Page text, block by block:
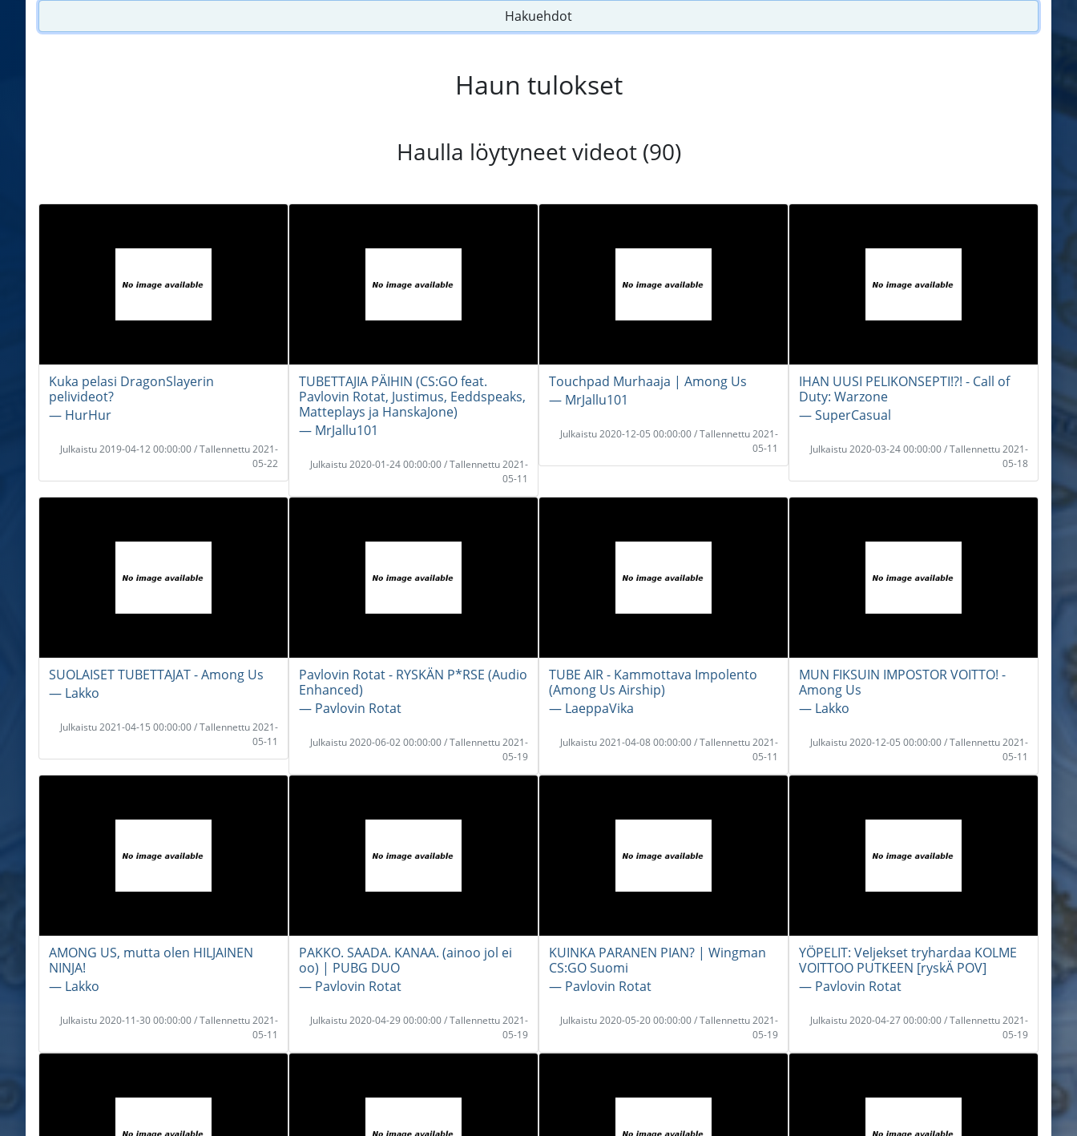
Hakuehdot
Haun tulokset
Haulla löytyneet videot (90)
Kuka pelasi DragonSlayerin
pelivideot?
― HurHur
Julkaistu 2019-04-12 00:00:00 / Tallennettu 2021-
05-22
TUBETTAJIA PÄIHIN (CS:GO feat.
Pavlovin Rotat, Justimus, Eeddspeaks,
Matteplays ja HanskaJone)
― MrJallu101
Julkaistu 2020-01-24 00:00:00 / Tallennettu 2021-
05-11
Touchpad Murhaaja | Among Us
― MrJallu101
Julkaistu 2020-12-05 00:00:00 / Tallennettu 2021-
05-11
IHAN UUSI PELIKONSEPTI!?! - Call of
Duty: Warzone
― SuperCasual
Julkaistu 2020-03-24 00:00:00 / Tallennettu 2021-
05-18
SUOLAISET TUBETTAJAT - Among Us
― Lakko
Julkaistu 2021-04-15 00:00:00 / Tallennettu 2021-
05-11
Pavlovin Rotat - RYSKÄN P*RSE (Audio
Enhanced)
― Pavlovin Rotat
Julkaistu 2020-06-02 00:00:00 / Tallennettu 2021-
05-19
TUBE AIR - Kammottava Impolento
(Among Us Airship)
― LaeppaVika
Julkaistu 2021-04-08 00:00:00 / Tallennettu 2021-
05-11
MUN FIKSUIN IMPOSTOR VOITTO! -
Among Us
― Lakko
Julkaistu 2020-12-05 00:00:00 / Tallennettu 2021-
05-11
AMONG US, mutta olen HILJAINEN
NINJA!
― Lakko
Julkaistu 2020-11-30 00:00:00 / Tallennettu 2021-
05-11
PAKKO. SAADA. KANAA. (ainoo jol ei
oo) | PUBG DUO
― Pavlovin Rotat
Julkaistu 2020-04-29 00:00:00 / Tallennettu 2021-
05-19
KUINKA PARANEN PIAN? | Wingman
CS:GO Suomi
― Pavlovin Rotat
Julkaistu 2020-05-20 00:00:00 / Tallennettu 2021-
05-19
YÖPELIT: Veljekset tryhardaa KOLME
VOITTOO PUTKEEN [ryskÄ POV]
― Pavlovin Rotat
Julkaistu 2020-04-27 00:00:00 / Tallennettu 2021-
05-19